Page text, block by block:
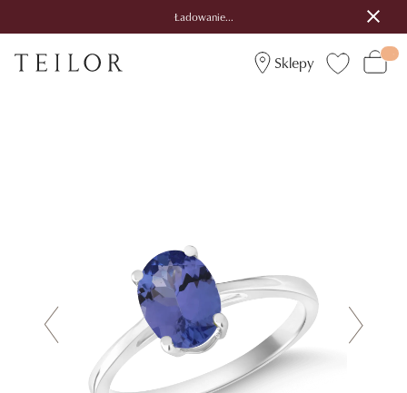
Ładowanie...
Sklepy